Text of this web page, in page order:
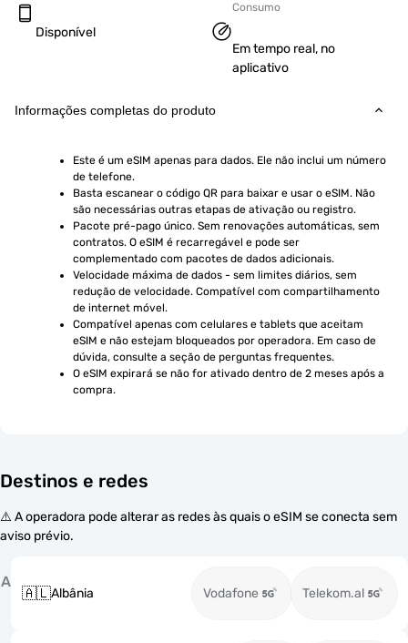
Disponível
Consumo
Em tempo real, no
aplicativo
Informações completas do produto
Este é um eSIM apenas para dados. Ele não inclui um número
de telefone.
Basta escanear o código QR para baixar e usar o eSIM. Não
são necessárias outras etapas de ativação ou registro.
Pacote pré-pago único. Sem renovações automáticas, sem
contratos. O eSIM é recarregável e pode ser
complementado com pacotes de dados adicionais.
Velocidade máxima de dados - sem limites diários, sem
redução de velocidade. Compatível com compartilhamento
de internet móvel.
Compatível apenas com celulares e tablets que aceitam
eSIM e não estejam bloqueados por operadora. Em caso de
dúvida, consulte a seção de perguntas frequentes.
O eSIM expirará se não for ativado dentro de 2 meses após a
compra.
Destinos e redes
⚠️ A operadora pode alterar as redes às quais o eSIM se conecta sem
aviso prévio.
A
🇦🇱Albânia Vodafone Telekom.al